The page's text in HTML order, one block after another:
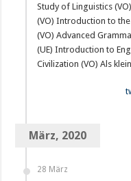
Study of Linguistics
(VO) Introduction to
(VO) Advanced
(UE) Introduction to
Civilization (VO) Als
März, 2020
28 März